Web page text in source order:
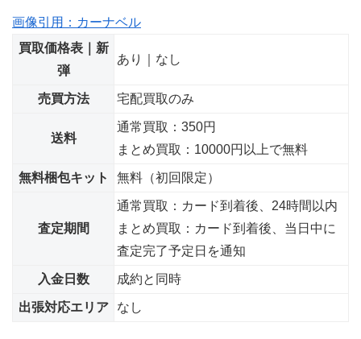
画像引用：カーナベル
買取価格表｜新
弾
あり｜なし
売買方法 宅配買取のみ
送料
通常買取：350円
まとめ買取：10000円以上で無料
無料梱包キット 無料（初回限定）
査定期間
通常買取：カード到着後、24時間以内
まとめ買取：カード到着後、当日中に
査定完了予定日を通知
入金日数 成約と同時
出張対応エリア なし